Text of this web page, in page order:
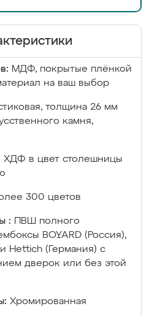
МДФ, покрытые плёнкой
на ваш выбор
толщина 26 мм
камня,
ХДФ в цвет столешницы
300 цветов
:
ПВШ полного
BOYARD (Россия),
Hettich (Германия) с
дверок или без этой
Хромированная